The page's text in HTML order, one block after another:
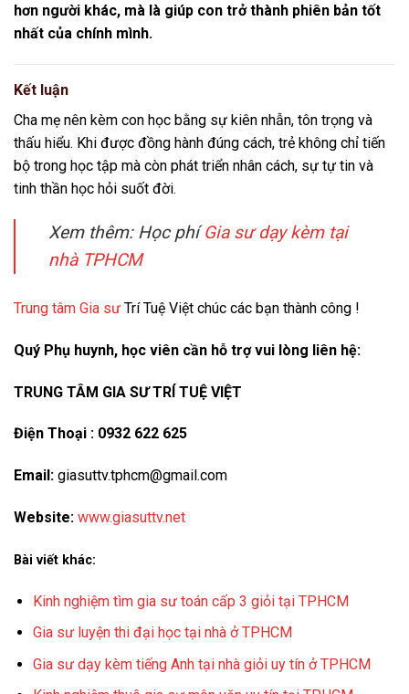
hơn người khác, mà là giúp con trở thành phiên bản tốt
nhất của chính mình.
Kết luận
Cha mẹ nên kèm con học bằng sự kiên nhẫn, tôn trọng và
thấu hiểu. Khi được đồng hành đúng cách, trẻ không chỉ tiến
bộ trong học tập mà còn phát triển nhân cách, sự tự tin và
tinh thần học hỏi suốt đời.
Xem thêm: Học phíGia sư dạy kèm tại
nhà TPHCM
Trung tâm Gia sư Trí Tuệ Việt chúc các bạn thành công !
Quý Phụ huynh, học viên cần hỗ trợ vui lòng liên hệ:
TRUNG TÂM GIA SƯ TRÍ TUỆ VIỆT
Điện Thoại : 0932 622 625
Email: giasuttv.tphcm@gmail.com
Website: www.giasuttv.net
Bài viết khác:
Kinh nghiệm tìm gia sư toán cấp 3 giỏi tại TPHCM
Gia sư luyện thi đại học tại nhà ở TPHCM
Gia sư dạy kèm tiếng Anh tại nhà giỏi uy tín ở TPHCM